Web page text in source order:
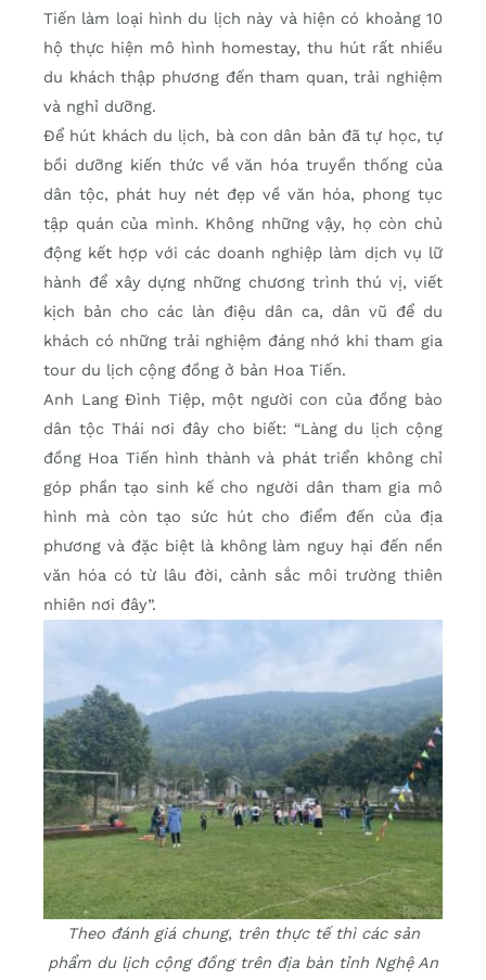
Tiến làm loại hình du lịch này và hiện có khoảng 10
hộ thực hiện mô hình homestay, thu hút rất nhiều
du khách thập phương đến tham quan, trải nghiệm
và nghỉ dưỡng.
Để hút khách du lịch, bà con dân bản đã tự học, tự
bồi dưỡng kiến thức về văn hóa truyền thống của
dân tộc, phát huy nét đẹp về văn hóa, phong tục
tập quán của mình. Không những vậy, họ còn chủ
động kết hợp với các doanh nghiệp làm dịch vụ lữ
hành để xây dựng những chương trình thú vị, viết
kịch bản cho các làn điệu dân ca, dân vũ để du
khách có những trải nghiệm đáng nhớ khi tham gia
tour du lịch cộng đồng ở bản Hoa Tiến.
Anh Lang Đình Tiệp, một người con của đồng bào
dân tộc Thái nơi đây cho biết: “Làng du lịch cộng
đồng Hoa Tiến hình thành và phát triển không chỉ
góp phần tạo sinh kế cho người dân tham gia mô
hình mà còn tạo sức hút cho điểm đến của địa
phương và đặc biệt là không làm nguy hại đến nền
văn hóa có từ lâu đời, cảnh sắc môi trường thiên
nhiên nơi đây”.
Theo đánh giá chung, trên thực tế thì các sản
phẩm du lịch cộng đồng trên địa bàn tỉnh Nghệ An